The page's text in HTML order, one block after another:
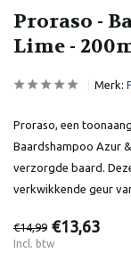
Proraso -
Lime -
Merk:
Proraso, een
Baardshampoo Azur
verzorgde baard.
verkwikkende geur
€14,99 €13,63
Incl. btw